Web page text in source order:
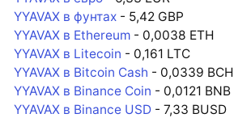
YYAVAX в фунтах - 5,42 GBP
YYAVAX в Ethereum - 0,0038 ETH
YYAVAX в Litecoin - 0,161 LTC
YYAVAX в Bitcoin Cash - 0,0339 BCH
YYAVAX в Binance Coin - 0,0121 BNB
YYAVAX в Binance USD - 7,33 BUSD